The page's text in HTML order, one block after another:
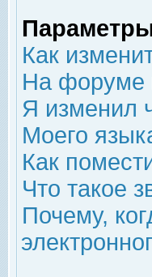
Как
На форуме
Я изменил
Моего
Как
Что такое
Почему,